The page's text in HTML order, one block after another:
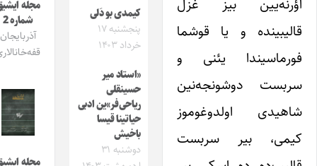
بیز غزل
و یا قوشما
یئنی و
دوشونجه‌نین
اولدوغوموز
بیر سربست
کیمدی بو دَلی
پنجشنبه ۱۷
خرداد ۱۴۰۳
«استاد میر
حسینقلی
ریاحی‌فر»ین ادبی
حیاتینا قیسا
باخیش
دوشنبه ۳۱
مجله ایشیق
شماره 2
آذربایجان
قفه‌خانالاری
مجله ایشیق